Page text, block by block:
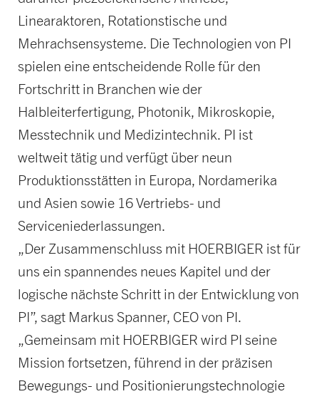
Linearaktoren, Rotationstische und
Mehrachsensysteme. Die Technologien von PI
spielen eine entscheidende Rolle für den
Fortschritt in Branchen wie der
Halbleiterfertigung, Photonik, Mikroskopie,
Messtechnik und Medizintechnik. PI ist
weltweit tätig und verfügt über neun
Produktionsstätten in Europa, Nordamerika
und Asien sowie 16 Vertriebs- und
Serviceniederlassungen.
„Der Zusammenschluss mit HOERBIGER ist für
uns ein spannendes neues Kapitel und der
logische nächste Schritt in der Entwicklung von
PI”, sagt Markus Spanner, CEO von PI.
„Gemeinsam mit HOERBIGER wird PI seine
Mission fortsetzen, führend in der präzisen
Bewegungs- und Positionierungs­technologie